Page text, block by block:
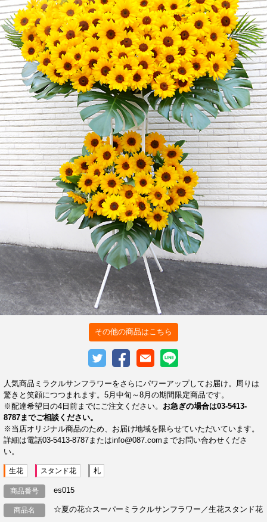
その他の商品はこちら
人気商品ミラクルサンフラワーをさらにパワーアップしてお届け。周りは
驚きと笑顔につつまれます。5月中旬～8月の期間限定商品です。
※配達希望日の4日前までにご注文ください。 お急ぎの場合は03-5413-
8787までご相談ください。
※当店オリジナル商品のため、お届け地域を限らせていただいています。
詳細は電話03-5413-8787またはinfo@087.comまでお問い合わせくださ
い。
生花 スタンド花 札
商品番号 es015
商品名 ☆夏の花☆スーパーミラクルサンフラワー／生花スタンド花